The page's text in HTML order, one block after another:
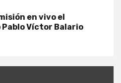
en vivo el
Víctor Balario